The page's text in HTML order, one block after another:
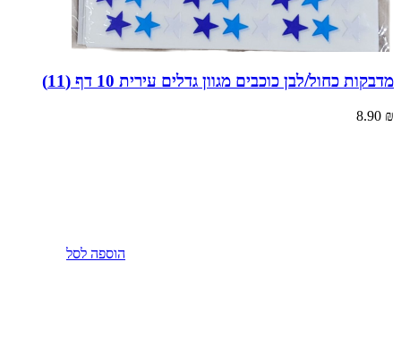
מדבקות כחול/לבן כוכבים מגוון גדלים עירית 10 דף (11)
8.90 ₪
הוספה לסל